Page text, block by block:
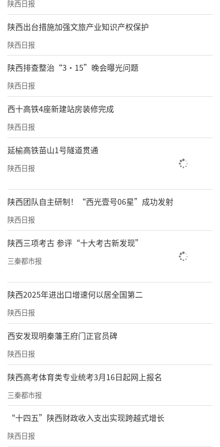
陕西日报
​陕西出台措施加强文旅产业知识产权保护
陕西日报
陕西排查整治“3·15”晚会曝光问题
陕西日报
西十高铁4座新建站房装修完成
陕西日报
延榆高铁苗山1号隧道贯通
陕西日报
陕西团队自主研制！“西光壹号06星”成功发射
陕西日报
陕西三项考古 参评“十大考古新发现”
三秦都市报
陕西2025年进出口增速何以居全国第二
陕西日报
西安发现明秦藩王府门正官员碑
陕西日报
陕西高考体育类专业统考3月16日起网上报名
三秦都市报
“十四五”陕西财政收入支出实现跨越式增长
陕西日报